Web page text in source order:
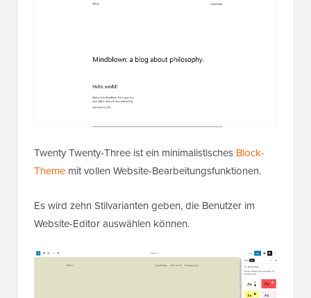
Twenty Twenty-Three ist ein minimalistisches Block-
Theme mit vollen Website-Bearbeitungsfunktionen.
Es wird zehn Stilvarianten geben, die Benutzer im
Website-Editor auswählen können.